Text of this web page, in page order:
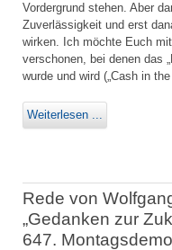
Vordergrund stehen. Aber
Zuverlässigkeit und erst
wirken. Ich möchte Euch
verschonen, bei denen das
wurde und wird („Cash in
Weiterlesen ...
Rede von
„Gedanken zur
647.